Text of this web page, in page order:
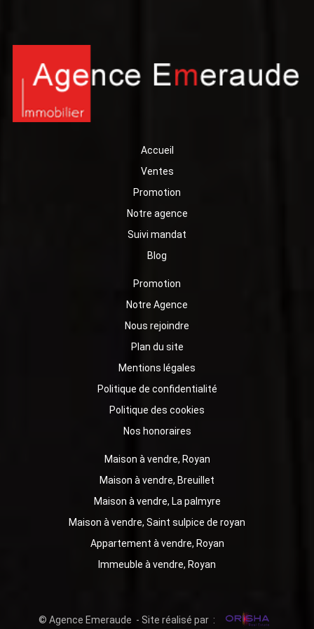
Accueil
Ventes
Promotion
Notre agence
Suivi mandat
Blog
Promotion
Notre Agence
Nous rejoindre
Plan du site
Mentions légales
Politique de confidentialité
Politique des cookies
Nos honoraires
Maison à vendre, Royan
Maison à vendre, Breuillet
Maison à vendre, La palmyre
Maison à vendre, Saint sulpice de royan
Appartement à vendre, Royan
Immeuble à vendre, Royan
© Agence Emeraude - Site réalisé par :